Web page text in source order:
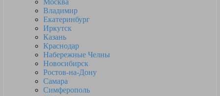
Москва
Владимир
Екатеринбург
Иркутск
Казань
Краснодар
Набережные Челны
Новосибирск
Ростов-на-Дону
Самара
Симферополь